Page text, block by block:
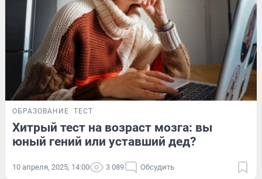
ОБРАЗОВАНИЕ ТЕСТ
Хитрый тест на возраст мозга: вы
юный гений или уставший дед?
10 апреля, 2025, 14:00 3 089 Обсудить